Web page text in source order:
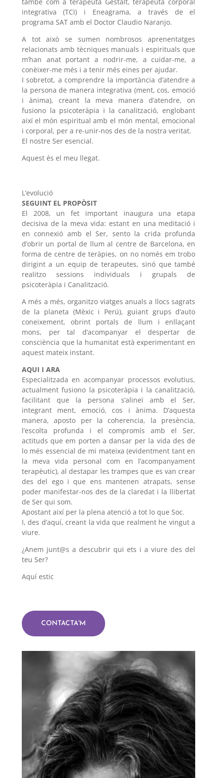
integrativa (TCI) i Eneagrama, a través de el
programa SAT amb el Doctor Claudio Naranjo.
A tot això se sumen nombrosos aprenentatges
relacionats amb tècniques manuals i espirituals que
m’han anat portant a nodrir-me, a cuidar-me, a
conèixer-me més i a tenir més eines per ajudar.
I sobretot, a comprendre la importància d’atendre a
la persona de manera integrativa (ment, cos, emoció
i ànima), creant la meva manera d’atendre, on
fusiono la psicoteràpia i la canalització, englobant
així el món espiritual amb el món mental, emocional
i corporal, per a re-unir-nos des de la nostra veritat.
El nostre Ser esencial.
Aquest és el meu llegat.
L’evolució
SEGUINT EL PROPÒSIT
El 2008, un fet important inaugura una etapa
decisiva de la meva vida: estant en una meditació i
en connexió amb el Ser, sento la crida profunda
d’obrir un portal de llum al centre de Barcelona, en
forma de centre de teràpies, on no només em trobo
dirigint a un equip de terapeutes, sinó que també
realitzo sessions individuals i grupals de
psicoteràpia i Canalització.
A més a més, organitzo viatges anuals a llocs sagrats
de la planeta (Mèxic i Perú), guiant grups d’auto
coneixement, obrint portals de llum i enllaçant
mons, per tal d’acompanyar el despertar de
consciència que la humanitat està experimentant en
aquest mateix instant.
AQUI I ARA
Especialitzada en acompanyar processos evolutius,
actualment fusiono la psicoteràpia i la canalització,
facilitant que la persona s’alineï amb el Ser,
integrant ment, emoció, cos i ànima. D’aquesta
manera, aposto per la coherencia, la presència,
l’escolta profunda i el compromís amb el Ser,
actituds que em porten a dansar per la vida des de
lo més essencial de mi mateixa (evidentment tant en
la meva vida personal com en l’acompanyament
terapèutic), al destapar les trampes que es van crear
des del ego i que ens mantenen atrapats, sense
poder manifestar-nos des de la claredat i la llibertat
de Ser qui som.
Apostant així per la plena atenció a tot lo que Soc.
I, des d’aquí, creant la vida que realment he vingut a
viure.
¿Anem junt@s a descubrir qui ets i a viure des del
teu Ser?
Aquí estic
CONTACTA'M